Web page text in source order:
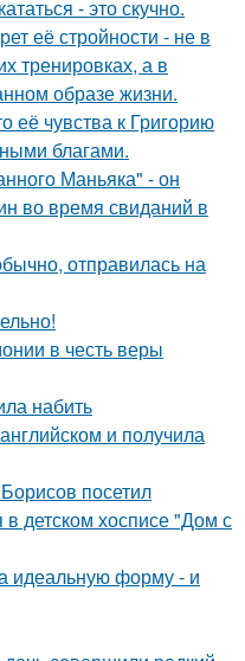
- это скучно.
её стройности - не в
тренировках, а в
образе жизни.
её чувства к Григорию
благами.
Маньяка" - он
во время свиданий в
отправилась на
в честь веры
набить
и получила
посетил
детском хосписе "Дом с
идеальную форму - и